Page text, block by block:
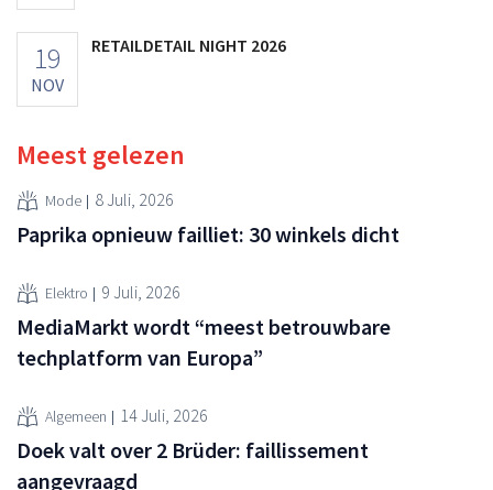
19
NOV
RETAILDETAIL NIGHT 2026
Meest gelezen
Mode 8 Juli, 2026
Paprika opnieuw failliet: 30 winkels dicht
Elektro 9 Juli, 2026
MediaMarkt wordt “meest betrouwbare
techplatform van Europa”
Algemeen 14 Juli, 2026
Doek valt over 2 Brüder: faillissement
aangevraagd